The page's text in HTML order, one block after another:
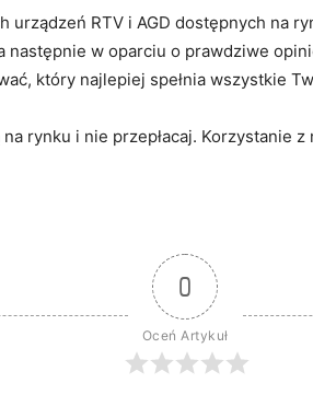
RTV i AGD dostępnych na
w oparciu o prawdziwe
który najlepiej spełnia wszystkie
rynku i nie przepłacaj. Korzystanie
0
Oceń Artykuł